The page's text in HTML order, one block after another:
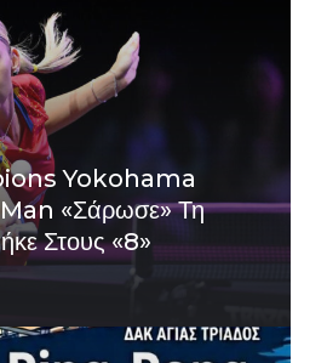
Yokohama
«σάρωσε» Τη
Στους «8»